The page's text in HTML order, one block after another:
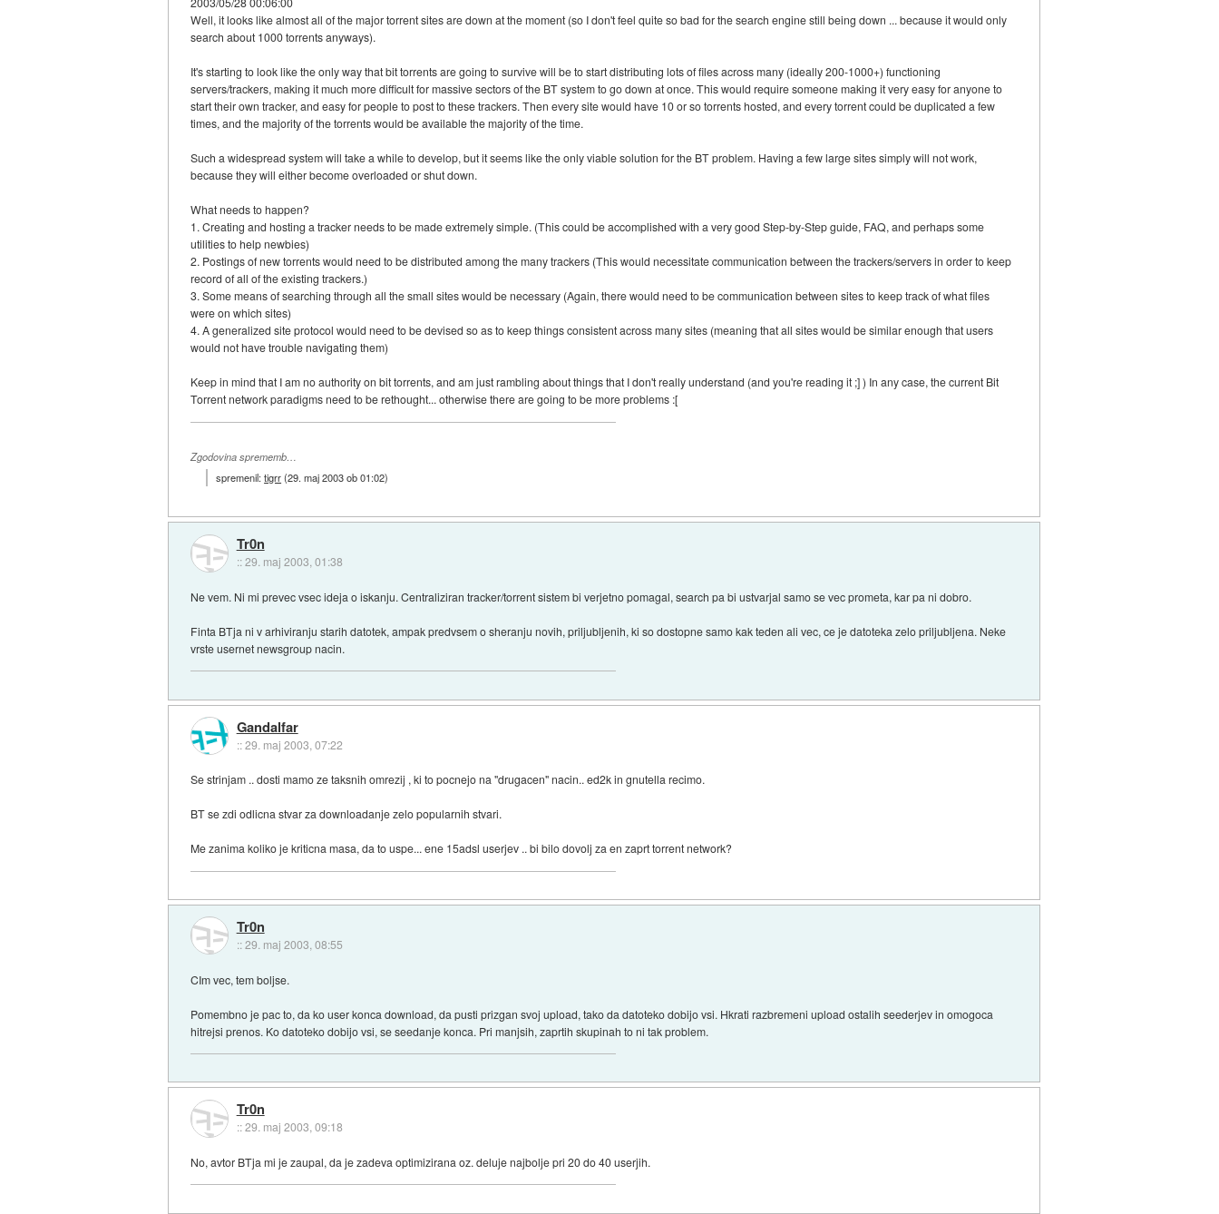
Well, it looks like almost all of the major torrent sites are down at the moment (so I don't feel quite so bad for the search engine still being down ... because it would only
search about 1000 torrents anyways).
It's starting to look like the only way that bit torrents are going to survive will be to start distributing lots of files across many (ideally 200-1000+) functioning
servers/trackers, making it much more difficult for massive sectors of the BT system to go down at once. This would require someone making it very easy for anyone to
start their own tracker, and easy for people to post to these trackers. Then every site would have 10 or so torrents hosted, and every torrent could be duplicated a few
times, and the majority of the torrents would be available the majority of the time.
Such a widespread system will take a while to develop, but it seems like the only viable solution for the BT problem. Having a few large sites simply will not work,
because they will either become overloaded or shut down.
What needs to happen?
1. Creating and hosting a tracker needs to be made extremely simple. (This could be accomplished with a very good Step-by-Step guide, FAQ, and perhaps some
utilities to help newbies)
2. Postings of new torrents would need to be distributed among the many trackers (This would necessitate communication between the trackers/servers in order to keep
record of all of the existing trackers.)
3. Some means of searching through all the small sites would be necessary (Again, there would need to be communication between sites to keep track of what files
were on which sites)
4. A generalized site protocol would need to be devised so as to keep things consistent across many sites (meaning that all sites would be similar enough that users
would not have trouble navigating them)
Keep in mind that I am no authority on bit torrents, and am just rambling about things that I don't really understand (and you're reading it ;] ) In any case, the current Bit
Torrent network paradigms need to be rethought... otherwise there are going to be more problems :[
Zgodovina sprememb…
spremenil:tigrr(29. maj 2003 ob 01:02)
Tr0n
::29. maj 2003, 01:38
Ne vem. Ni mi prevec vsec ideja o iskanju. Centraliziran tracker/torrent sistem bi verjetno pomagal, search pa bi ustvarjal samo se vec prometa, kar pa ni dobro.
Finta BTja ni v arhiviranju starih datotek, ampak predvsem o sheranju novih, priljubljenih, ki so dostopne samo kak teden ali vec, ce je datoteka zelo priljubljena. Neke
vrste usernet newsgroup nacin.
Gandalfar
::29. maj 2003, 07:22
Se strinjam .. dosti mamo ze taksnih omrezij , ki to pocnejo na "drugacen" nacin.. ed2k in gnutella recimo.
BT se zdi odlicna stvar za downloadanje zelo popularnih stvari.
Me zanima koliko je kriticna masa, da to uspe... ene 15adsl userjev .. bi bilo dovolj za en zaprt torrent network?
Tr0n
::29. maj 2003, 08:55
CIm vec, tem boljse.
Pomembno je pac to, da ko user konca download, da pusti prizgan svoj upload, tako da datoteko dobijo vsi. Hkrati razbremeni upload ostalih seederjev in omogoca
hitrejsi prenos. Ko datoteko dobijo vsi, se seedanje konca. Pri manjsih, zaprtih skupinah to ni tak problem.
Tr0n
::29. maj 2003, 09:18
No, avtor BTja mi je zaupal, da je zadeva optimizirana oz. deluje najbolje pri 20 do 40 userjih.